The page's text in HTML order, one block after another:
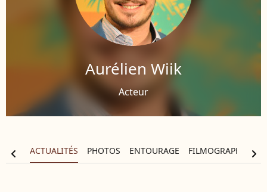
Aurélien Wiik
Acteur
ACTUALITÉS PHOTOS ENTOURAGE FILMOGRAPHIE
chevron_left chevron_right